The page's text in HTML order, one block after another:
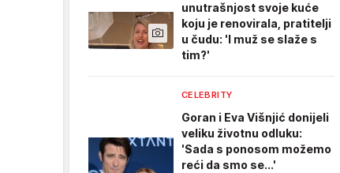
unutrašnjost svoje kuće
koju je renovirala, pratitelji
u čudu: 'I muž se slaže s
tim?'
CELEBRITY
Goran i Eva Višnjić donijeli
veliku životnu odluku:
'Sada s ponosom možemo
reći da smo se...'